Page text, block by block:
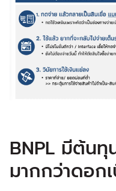
BNPL มีต้นทุ
มากกว่าดอก